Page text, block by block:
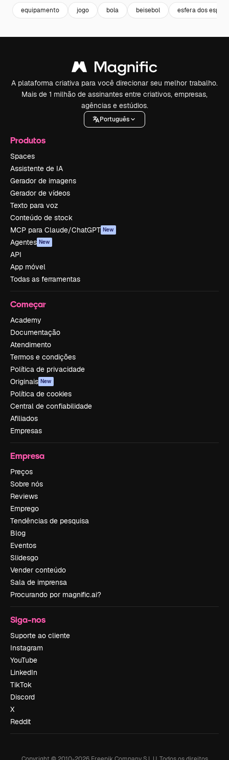
equipamento jogo bola beisebol esfera dos
A plataforma criativa para você direcionar seu melhor trabalho.
Mais de 1 milhão de assinantes entre criativos, empresas,
agências e estúdios.
Português
Produtos
Spaces
Assistente de IA
Gerador de imagens
Gerador de vídeos
Texto para voz
Conteúdo de stock
MCP para Claude/ChatGPT New
Agentes New
API
App móvel
Todas as ferramentas
Começar
Academy
Documentação
Atendimento
Termos e condições
Política de privacidade
Originais New
Política de cookies
Central de confiabilidade
Afiliados
Empresas
Empresa
Preços
Sobre nós
Reviews
Emprego
Tendências de pesquisa
Blog
Eventos
Slidesgo
Vender conteúdo
Sala de imprensa
Procurando por magnific.ai?
Siga-nos
Suporte ao cliente
Instagram
YouTube
LinkedIn
TikTok
Discord
X
Reddit